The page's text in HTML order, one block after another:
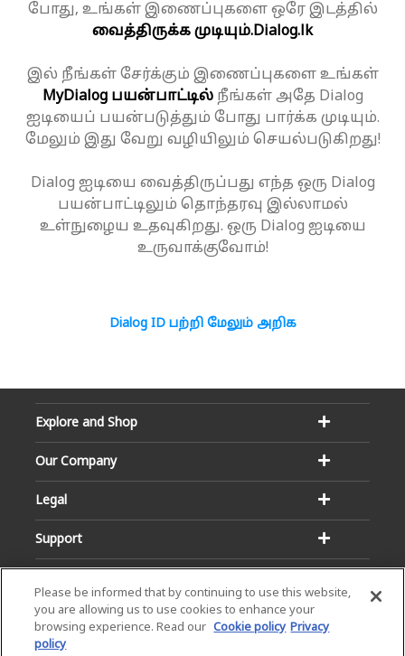
போது, உங்கள் இணைப்புகளை ஒரே இடத்தில்
வைத்திருக்க முடியும்.Dialog.lk
இல் நீங்கள் சேர்க்கும் இணைப்புகளை உங்கள்
MyDialog பயன்பாட்டில்நீங்கள் அதே Dialog
ஐடியைப் பயன்படுத்தும் போது பார்க்க முடியும்.
மேலும் இது வேறு வழியிலும் செயல்படுகிறது!
Dialog ஐடியை வைத்திருப்பது எந்த ஒரு Dialog
பயன்பாட்டிலும் தொந்தரவு இல்லாமல்
உள்நுழைய உதவுகிறது. ஒரு Dialog ஐடியை
உருவாக்குவோம்!
Dialog ID பற்றி மேலும் அறிக
Explore and Shop
Our Company
Legal
Support
Please be informed that by continuing to use this website,
you are allowing us to use cookies to enhance your
browsing experience. Read our Cookie policy Privacy
policy